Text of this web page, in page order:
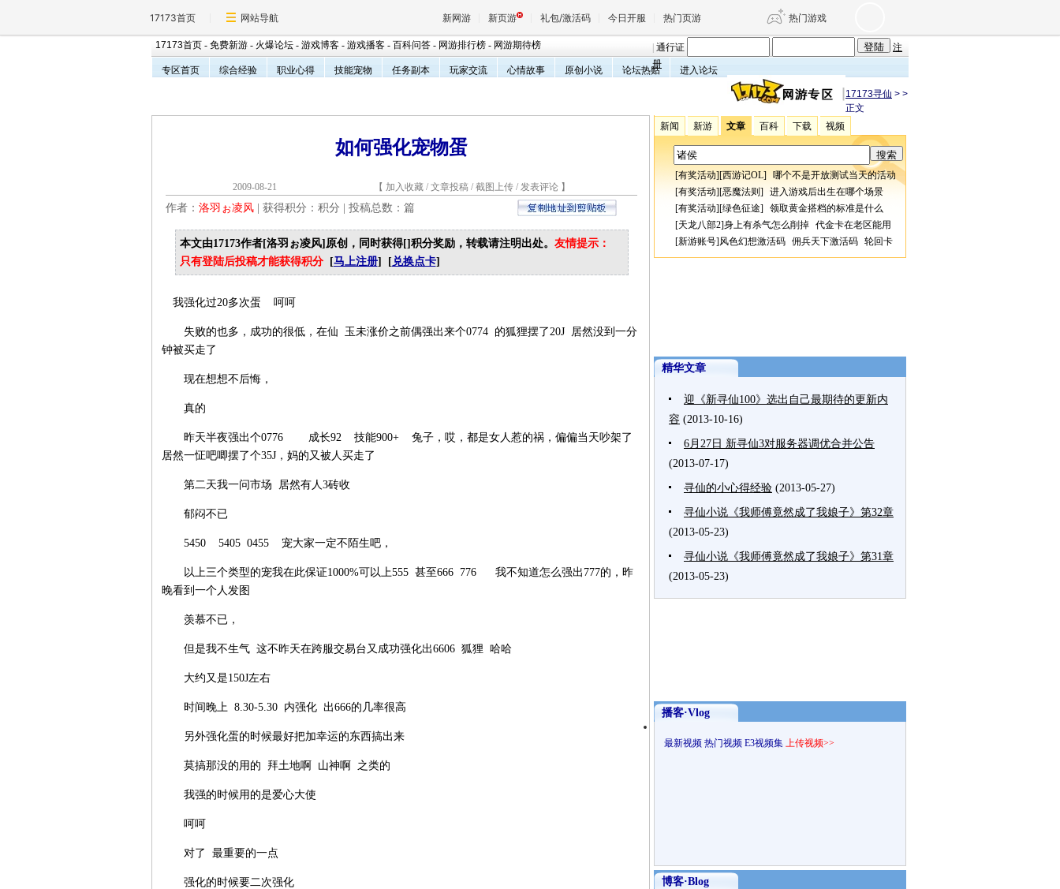
17173首页 网站导航 新网游 新页游 礼包/激活码 今日开服 热门页游 热门游戏
DNF 传奇4
王权与自由 诛仙世界 仙剑世界
17173首页 - 免费新游 - 火爆论坛 - 游戏博客 - 游戏播客 - 百科问答 - 网游排行榜 - 网游期待榜 通行证
注
册
专区首页 综合经验 职业心得 技能宠物 任务副本 玩家交流 心情故事 原创小说 论坛热贴 进入论坛
17173寻仙 > >
正文
如何强化宠物蛋
2009-08-21 【 加入收藏 / 文章投稿 / 截图上传 / 发表评论 】
作者： 洛羽ぉ凌风 | 获得积分： 积分 | 投稿总数： 篇
本文由17173作者[洛羽ぉ凌风]原创，同时获得[]积分奖励，转载请注明出处。 友情提示：
只有登陆后投稿才能获得积分
[马上注册] [ 兑换点卡]
我强化过20多次蛋 呵呵
失败的也多，成功的很低，在仙 玉未涨价之前偶强出来个0774 的狐狸摆了20J 居然没到一分
钟被买走了
现在想想不后悔，
真的
昨天半夜强出个0776 成长92 技能900+ 兔子，哎，都是女人惹的祸，偏偏当天吵架了
居然一怔吧唧摆了个35J，妈的又被人买走了
第二天我一问市场 居然有人3砖收
郁闷不已
5450 5405 0455 宠大家一定不陌生吧，
以上三个类型的宠我在此保证1000%可以上555 甚至666 776 我不知道怎么强出777的，昨
晚看到一个人发图
羡慕不已，
但是我不生气 这不昨天在跨服交易台又成功强化出6606 狐狸 哈哈
大约又是150J左右
时间晚上 8.30-5.30 内强化 出666的几率很高
另外强化蛋的时候最好把加幸运的东西搞出来
莫搞那没的用的 拜土地啊 山神啊 之类的
我强的时候用的是爱心大使
呵呵
对了 最重要的一点
强化的时候要二次强化
新闻 新游 文章 百科 下载 视频
[有奖活动][西游记OL] 哪个不是开放测试当天的活动
[有奖活动][恶魔法则 ] 进入游戏后出生在哪个场景
[有奖活动][绿色征途] 领取黄金搭档的标准是什么
[天龙八部2]身上有杀气怎么削掉 代金卡在老区能用
[新游账号]风色幻想激活码 佣兵天下激活码 轮回卡
精华文章
迎《新寻仙100》选出自己最期待的更新内
容 (2013-10-16)
6月27日 新寻仙3对服务器调优合并公告
(2013-07-17)
寻仙的小心得经验 (2013-05-27)
寻仙小说《我师傅竟然成了我娘子》第32章
(2013-05-23)
寻仙小说《我师傅竟然成了我娘子》第31章
(2013-05-23)
播客·Vlog
最新视频 热门视频 E3视频集 上传视频>>
博客·Blog